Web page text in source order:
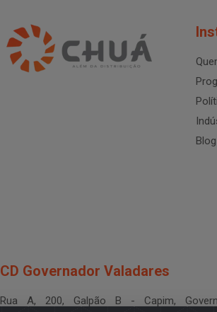
Blog
CD Governador Valadares
Rua A, 200, Galpão B - Capim,